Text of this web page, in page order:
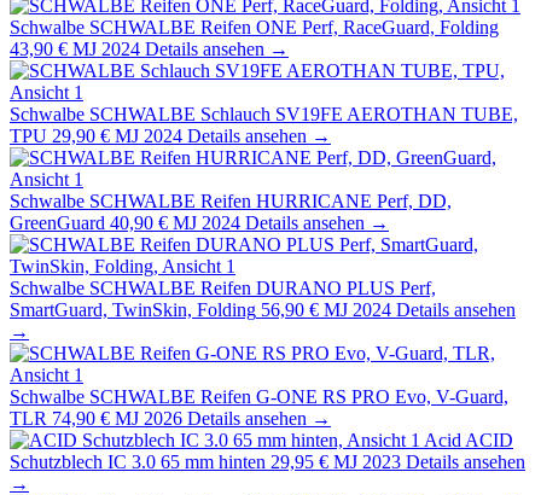
Schwalbe SCHWALBE Reifen ONE Perf, RaceGuard, Folding
43,90 € MJ 2024 Details ansehen →
Schwalbe SCHWALBE Schlauch SV19FE AEROTHAN TUBE,
TPU 29,90 € MJ 2024 Details ansehen →
Schwalbe SCHWALBE Reifen HURRICANE Perf, DD,
GreenGuard 40,90 € MJ 2024 Details ansehen →
Schwalbe SCHWALBE Reifen DURANO PLUS Perf,
SmartGuard, TwinSkin, Folding 56,90 € MJ 2024 Details ansehen
→
Schwalbe SCHWALBE Reifen G-ONE RS PRO Evo, V-Guard,
TLR 74,90 € MJ 2026 Details ansehen →
Acid ACID
Schutzblech IC 3.0 65 mm hinten 29,95 € MJ 2023 Details ansehen
→